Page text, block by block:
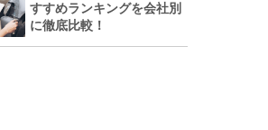
すすめランキングを会社別
に徹底比較！